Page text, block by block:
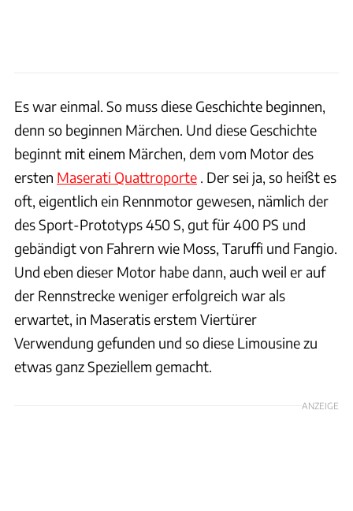
Es war einmal. So muss diese Geschichte beginnen,
denn so beginnen Märchen. Und diese Geschichte
beginnt mit einem Märchen, dem vom Motor des
ersten Maserati Quattroporte . Der sei ja, so heißt es
oft, eigentlich ein Rennmotor gewesen, nämlich der
des Sport-Prototyps 450 S, gut für 400 PS und
gebändigt von Fahrern wie Moss, Taruffi und Fangio.
Und eben dieser Motor habe dann, auch weil er auf
der Rennstrecke weniger erfolgreich war als
erwartet, in Maseratis erstem Viertürer
Verwendung gefunden und so diese Limousine zu
etwas ganz Speziellem gemacht.
ANZEIGE